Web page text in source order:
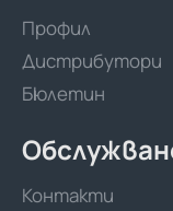
Профил
Дистрибутори
Бюлетин
Контакти